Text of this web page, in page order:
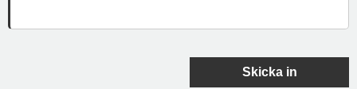
Skicka in